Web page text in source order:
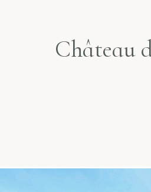
Château